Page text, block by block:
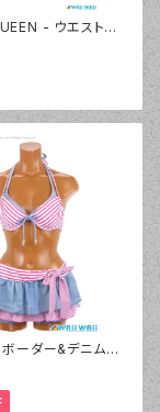
- ウエストシャ
トデニム（333360
）
ーダー&デニムビ
ンセット（3312 - 1